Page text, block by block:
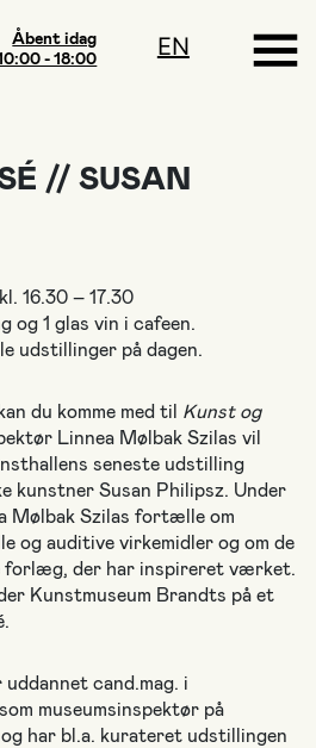
Åbent idag
- 18:00
EN
// SUSAN
16.30 – 17.30
og 1 glas vin i cafeen.
udstillinger på dagen.
du komme med til Kunst og
Linnea Mølbak Szilas vil
seneste udstilling
kunstner Susan Philipsz. Under
Mølbak Szilas fortælle om
og auditive virkemidler og om de
forlæg, der har inspireret værket.
Kunstmuseum Brandts på et
cand.mag. i
museumsinspektør på
har bl.a. kurateret udstillingen